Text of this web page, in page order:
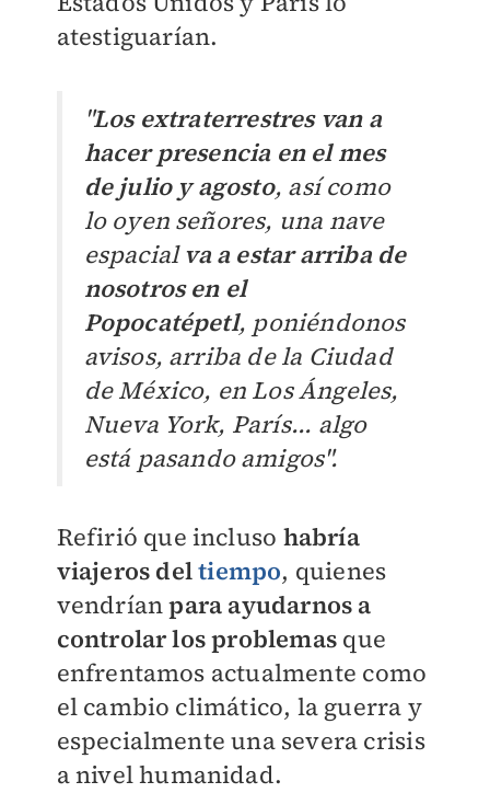
atestiguarían.
"Los extraterrestres van a
hacer presencia en el mes
de julio y agosto, así como
lo oyen señores, una nave
espacialva a estar arriba de
nosotros en el
Popocatépetl, poniéndonos
avisos, arriba de la Ciudad
de México, en Los Ángeles,
Nueva York, París... algo
está pasando amigos".
Refirió que incluso habría
viajeros deltiempo, quienes
vendríanpara ayudarnos a
controlar los problemas que
enfrentamos actualmente como
el cambio climático, la guerra y
especialmente una severa crisis
a nivel humanidad.